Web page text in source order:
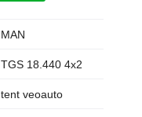
MAN
TGS 18.440 4x2
tent veoauto